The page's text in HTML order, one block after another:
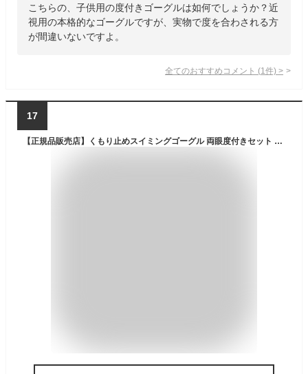
こちらの、子供用の度付きゴーグルは如何でしょうか？近
視用の本格的なゴーグルですが、実物で度を合わされる方
が間違いないですよ。
全てのおすすめコメント (1 件) >
17
【正規品販売店】くもり止めスイミングゴーグル 両眼度付きセット SWANS SPALDING スワンズ FO-1 子供用 キッズ 女性用 レディース 男性 メンズ 大人 小学生 中学生 競泳 水泳 プール 水中メガネ 眼鏡 水中ゴーグル 度入り 度つき レンズ 山本光学